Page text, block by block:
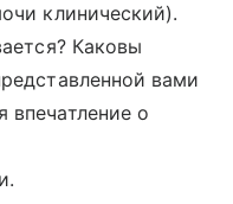
клинический).
Каковы
вами
впечатление о